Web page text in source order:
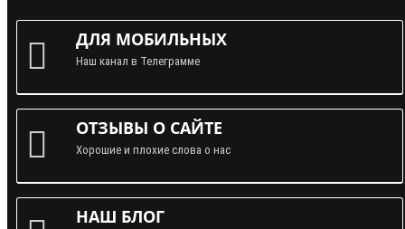
ДЛЯ МОБИЛЬНЫХ
Наш канал в Телеграмме
ОТЗЫВЫ О САЙТЕ
Хорошие и плохие слова о нас
НАШ БЛОГ